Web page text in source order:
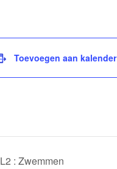
Toevoegen aan kalender
L2 : Zwemmen